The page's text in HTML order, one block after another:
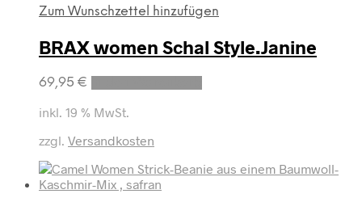
Zum Wunschzettel hinzufügen
BRAX women Schal Style.Janine
69,95 €
inkl. 19 % MwSt.
zzgl. Versandkosten